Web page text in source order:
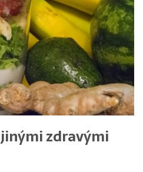
zdravými